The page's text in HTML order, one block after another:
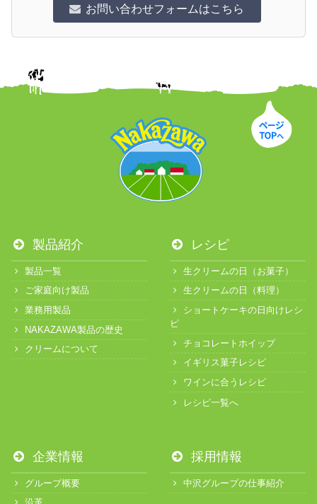
お問い合わせフォームはこちら
製品紹介
製品一覧
ご家庭向け製品
業務用製品
NAKAZAWA製品の歴史
クリームについて
レシピ
生クリームの日（お菓子）
生クリームの日（料理）
ショートケーキの日向けレシ
ピ
チョコレートホイップ
イギリス菓子レシピ
ワインに合うレシピ
レシピ一覧へ
企業情報
グループ概要
採用情報
中沢グループの仕事紹介